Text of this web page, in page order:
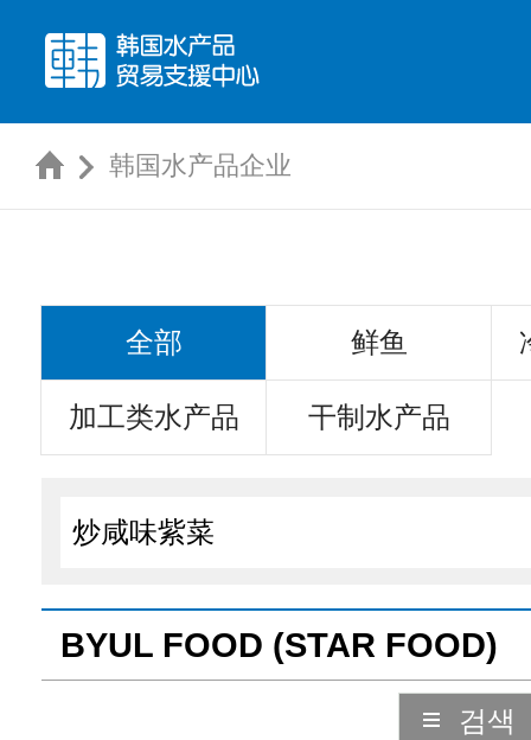
韩国水产品企业
全部 鲜鱼
加工类水产品 干制水产品
BYUL FOOD (STAR FOOD)
검색